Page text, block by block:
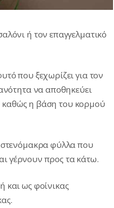
ή τον επαγγελματικό
που ξεχωρίζει για τον
να αποθηκεύει
καθώς η βάση του κορμού
στενόμακρα φύλλα που
γέρνουν προς τα κάτω.
και ως φοίνικας